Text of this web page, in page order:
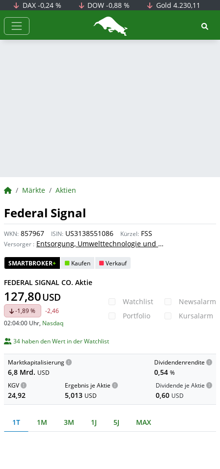
DAX -0,24 % DOW-0,88 % Gold 4.230,11
BörsenNEWS.de
BörsenNEWS.de
Märkte Aktien
Federal Signal
WKN: 857967 ISIN: US3138551086 Kürzel: FSS
Versorger : Entsorgung, Umwelttechnologie und -dienstleistung
SMARTBROKER+ Kaufen Verkauf
FEDERAL SIGNAL CO. Aktie
127,80USD
-1,89 %
-2,46
02:04:00 Uhr, Nasdaq
Watchlist
Portfolio
Newsalarm
Kursalarm
34 haben den Wert in der Watchlist
Marktkapitalisierung
6,8 Mrd. USD
Dividendenrendite
0,54 %
KGV
24,92
Ergebnis je Aktie
5,013 USD
Dividende je Aktie
0,60 USD
1T 1M 3M 1J 5J MAX